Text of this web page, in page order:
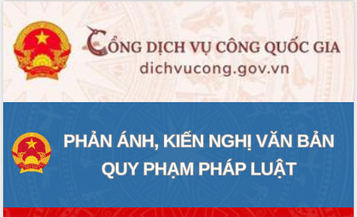
không gian tri thức trong thời đại số
Đánh giá, rút kinh nghiệm công tác tổ
chức diễn tập trước ngày bầu cử
Chương trình “Gặp gỡ hữu nghị –
Friendship Meeting New Year 2026”
Lắk gửi gắm niềm tin, kỳ vọng vào lá
phiếu
Đắk Lắk sẵn sàng các điều kiện cho